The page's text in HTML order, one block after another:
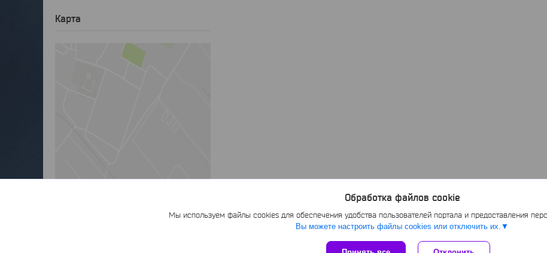
Карта
Обработка файлов cookie
Мы используем файлы cookies для обеспечения удобства пользователей портала и предоставления
Вы можете настроить файлы cookies или отключить их.